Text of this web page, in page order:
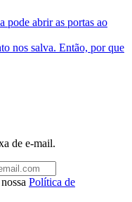
pode abrir as portas ao
nos salva. Então, por que
de e-mail.
Política de